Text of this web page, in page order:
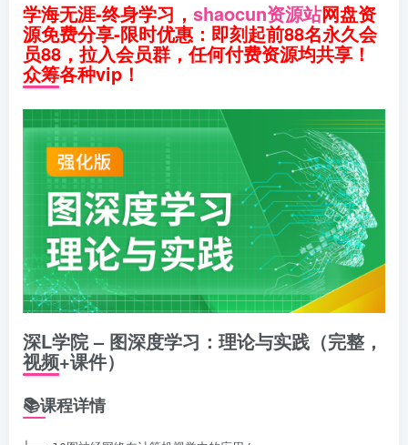
学海无涯-终身学习， shaocun资源站网盘资
源免费分享-限时优惠：即刻起前88名永久会
员88，拉入会员群，任何付费资源均共享！
众筹各种vip！
深L学院 – 图深度学习：理论与实践（完整，
视频+课件）
📚课程详情